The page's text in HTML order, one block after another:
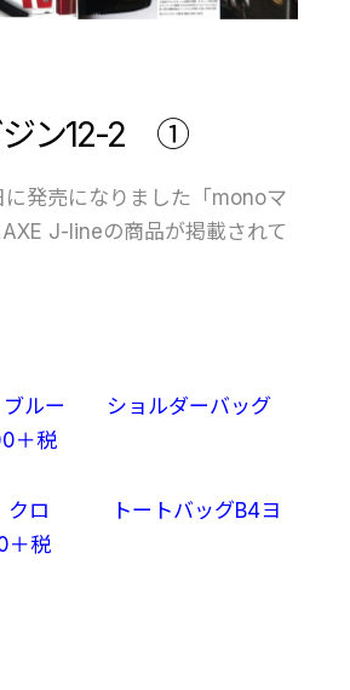
ジン12-2 ①
に発売になりました「monoマ
J-lineの商品が掲載されて
ルー ショルダーバッグ
税
ロ トートバッグB4ヨ
税